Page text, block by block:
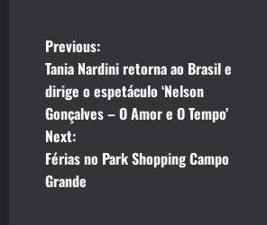
P
o
s
t
Previous:
Tania Nardini retorna ao Brasil e
dirige o espetáculo ‘Nelson
Gonçalves – O Amor e O Tempo’
Next:
Férias no Park Shopping Campo
Grande